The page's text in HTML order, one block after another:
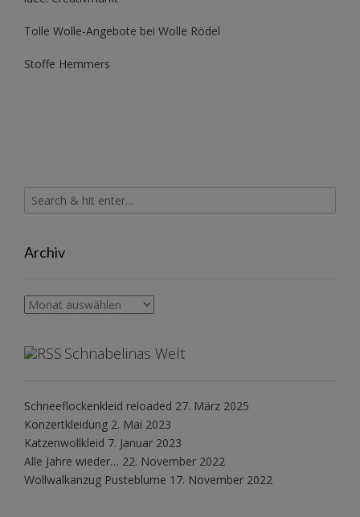
Tolle Wolle-Angebote bei Wolle Rödel
Stoffe Hemmers
Archiv
Archiv
Schnabelinas Welt
Schneeflockenkleid reloaded 27. März 2025
Konzertkleidung 2. Mai 2023
Katzenwollkleid 7. Januar 2023
Alle Jahre wieder… 22. November 2022
Wollwalkanzug Pusteblume 17. November 2022